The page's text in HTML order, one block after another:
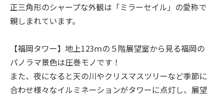
正三角形のシャープな外観は「ミラーセイル」の愛称で
親しまれています。
【福岡タワー】地上123ｍの５階展望室から見る福岡の
パノラマ景色は圧巻モノです！
また、夜になると天の川やクリスマスツリーなど季節に
合わせ様々なイルミネーションがタワーに点灯し、展望